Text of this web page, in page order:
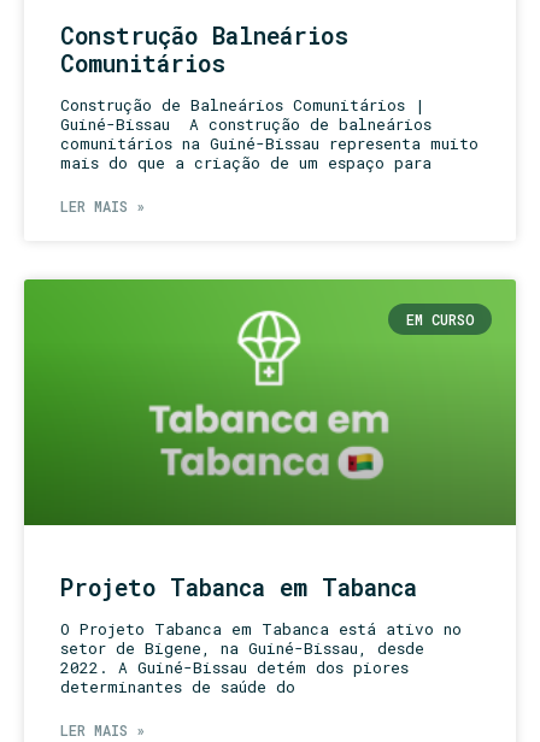
Construção Balneários
Comunitários
Construção de Balneários Comunitários |
Guiné-Bissau A construção de balneários
comunitários na Guiné-Bissau representa muito
mais do que a criação de um espaço para
LER MAIS »
EM CURSO
Projeto Tabanca em Tabanca
O Projeto Tabanca em Tabanca está ativo no
setor de Bigene, na Guiné-Bissau, desde
2022. A Guiné-Bissau detém dos piores
determinantes de saúde do
LER MAIS »